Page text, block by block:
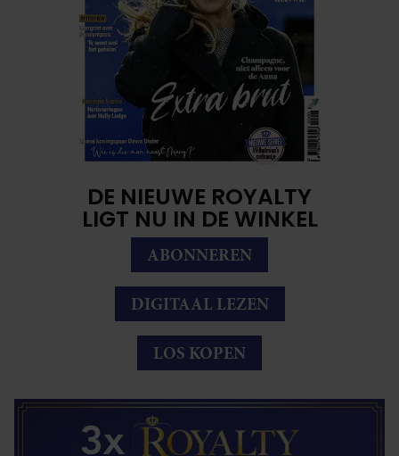
DE NIEUWE ROYALTY
LIGT NU IN DE WINKEL
ABONNEREN
DIGITAAL LEZEN
LOS KOPEN